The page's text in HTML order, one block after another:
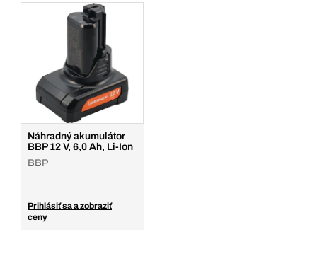
Pridať do košíka
Náhradný akumulátor
BBP 12 V, 6,0 Ah, Li-Ion
BBP
Prihlásiť sa a zobraziť
ceny